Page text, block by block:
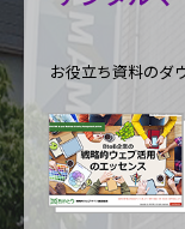
お役立ち資料のダ